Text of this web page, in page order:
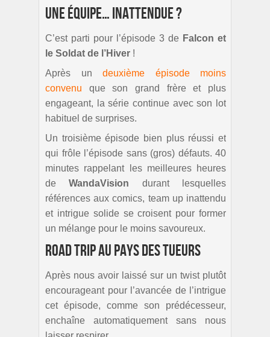
Une équipe… inattendue ?
C’est parti pour l’épisode 3 de Falcon et
le Soldat de l’Hiver !
Après un deuxième épisode moins
convenu que son grand frère et plus
engageant, la série continue avec son lot
habituel de surprises.
Un troisième épisode bien plus réussi et
qui frôle l’épisode sans (gros) défauts. 40
minutes rappelant les meilleures heures
deWandaVision durant lesquelles
références aux comics, team up inattendu
et intrigue solide se croisent pour former
un mélange pour le moins savoureux.
Road Trip au pays des tueurs
Après nous avoir laissé sur un twist plutôt
encourageant pour l’avancée de l’intrigue
cet épisode, comme son prédécesseur,
enchaîne automatiquement sans nous